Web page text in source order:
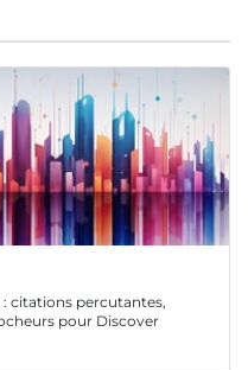
citations percutantes,
pour Discover